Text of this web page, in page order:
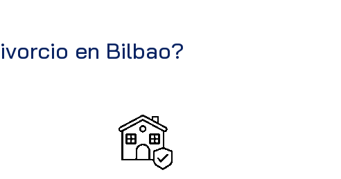
en Bilbao?